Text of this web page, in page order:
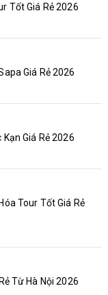
Tốt Giá Rẻ 2026
Giá Rẻ 2026
Kạn Giá Rẻ 2026
Tour Tốt Giá Rẻ
Từ Hà Nội 2026